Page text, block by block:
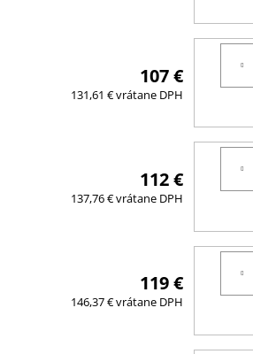
107 €
131,61 € vrátane DPH
112 €
137,76 € vrátane DPH
119 €
146,37 € vrátane DPH